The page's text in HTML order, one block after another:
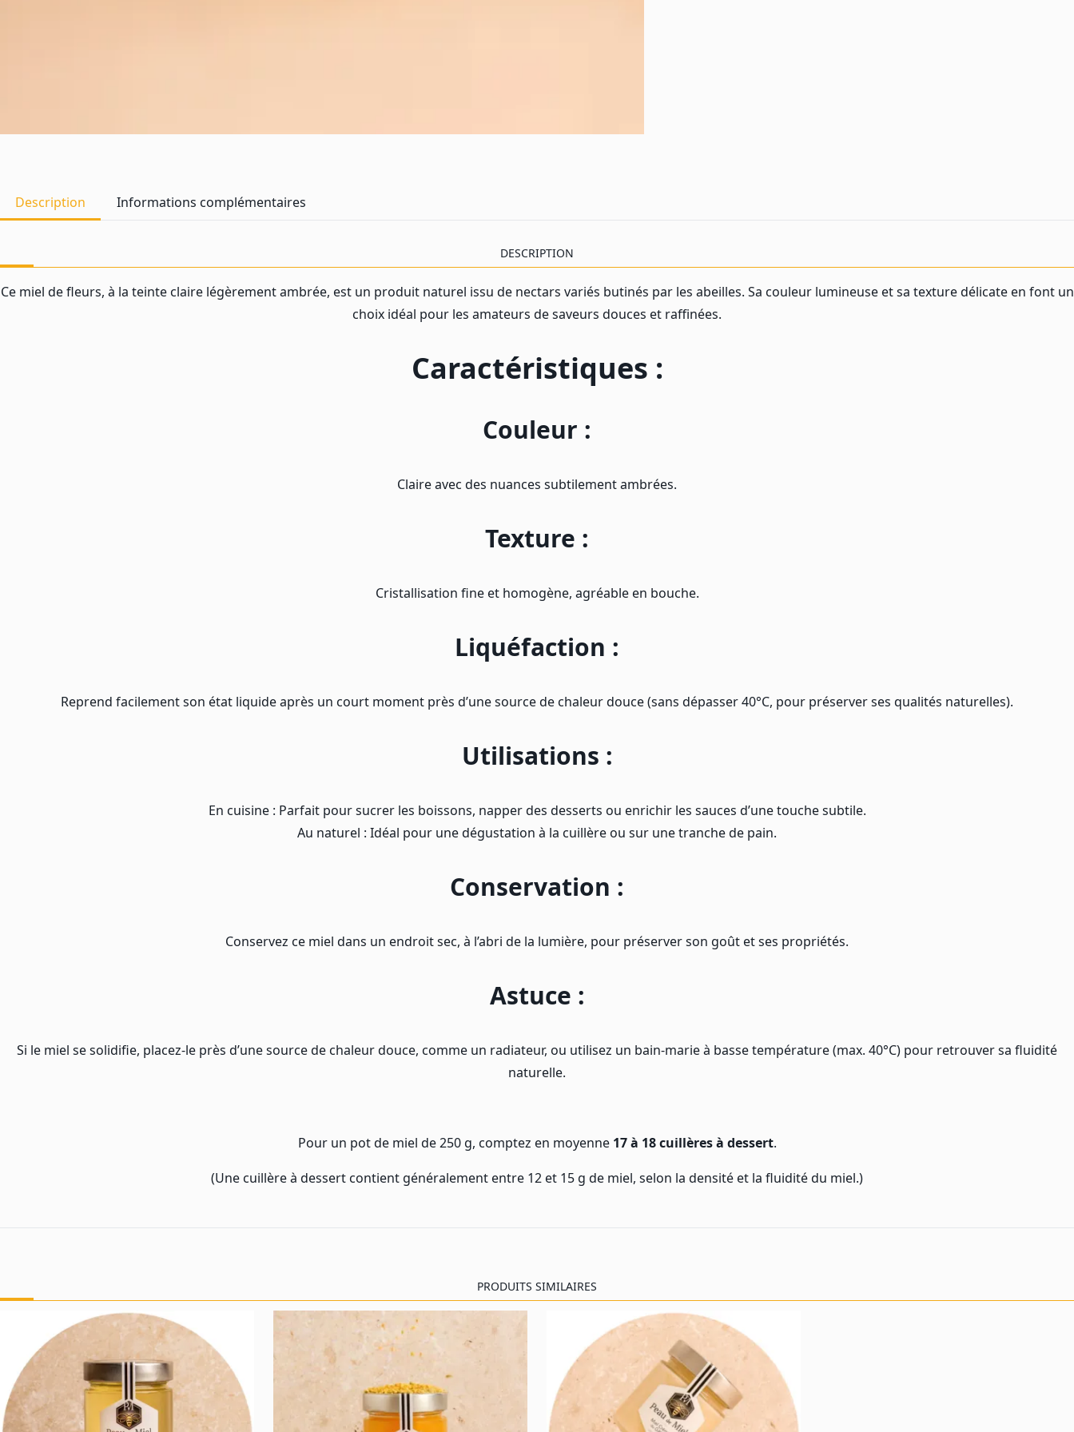
Description Informations complémentaires
DESCRIPTION
Ce miel de fleurs, à la teinte claire légèrement ambrée, est un produit naturel issu de nectars variés butinés par les abeilles. Sa couleur lumineuse et sa texture délicate en font un
choix idéal pour les amateurs de saveurs douces et raffinées.
Caractéristiques :
Couleur :
Claire avec des nuances subtilement ambrées.
Texture :
Cristallisation fine et homogène, agréable en bouche.
Liquéfaction :
Reprend facilement son état liquide après un court moment près d’une source de chaleur douce (sans dépasser 40°C, pour préserver ses qualités naturelles).
Utilisations :
En cuisine : Parfait pour sucrer les boissons, napper des desserts ou enrichir les sauces d’une touche subtile.
Au naturel : Idéal pour une dégustation à la cuillère ou sur une tranche de pain.
Conservation :
Conservez ce miel dans un endroit sec, à l’abri de la lumière, pour préserver son goût et ses propriétés.
Astuce :
Si le miel se solidifie, placez-le près d’une source de chaleur douce, comme un radiateur, ou utilisez un bain-marie à basse température (max. 40°C) pour retrouver sa fluidité
naturelle.
Pour un pot de miel de 250 g, comptez en moyenne 17 à 18 cuillères à dessert.
(Une cuillère à dessert contient généralement entre 12 et 15 g de miel, selon la densité et la fluidité du miel.)
PRODUITS SIMILAIRES